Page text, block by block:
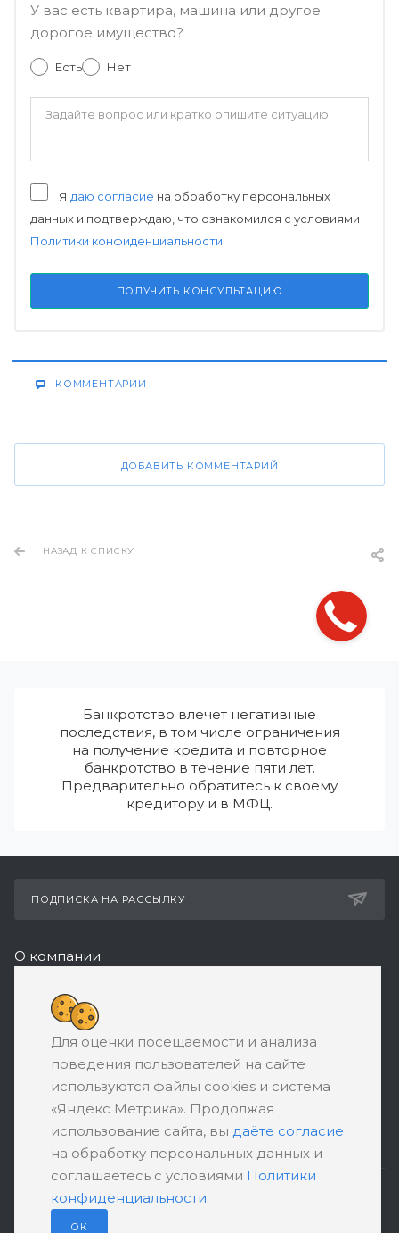
У вас есть квартира, машина или другое
дорогое имущество?
Есть Нет
Я даю согласие на обработку персональных
данных и подтверждаю, что ознакомился с условиями
Политики конфиденциальности
ПОЛУЧИТЬ КОНСУЛЬТАЦИЮ
КОММЕНТАРИИ
ДОБАВИТЬ КОММЕНТАРИЙ
НАЗАД К СПИСКУ
Банкротство влечет негативные
последствия, в том числе ограничения
на получение кредита и повторное
банкротство в течение пяти лет.
Предварительно обратитесь к своему
кредитору и в МФЦ.
ПОДПИСКА НА РАССЫЛКУ
О компании
Реквизиты
+7 (495) 532-05-11
ЗАКАЗАТЬ ЗВОНОК
support@ratingbankrotstva.ru
111398, Москва, ул. Плеханова, д. 30,
абонентский ящик №5
ПОЛИТИКА КОНФИДЕНЦИАЛЬНОСТИ
ПОЛЬЗОВАТЕЛЬСКОЕ СОГЛАШЕНИЕ
Для оценки посещаемости и анализа
поведения пользователей на сайте
используются файлы cookies и система
«Яндекс Метрика». Продолжая
использование сайта, вы даёте согласие
на обработку персональных данных и
соглашаетесь с условиями Политики
конфиденциальности.
ОК